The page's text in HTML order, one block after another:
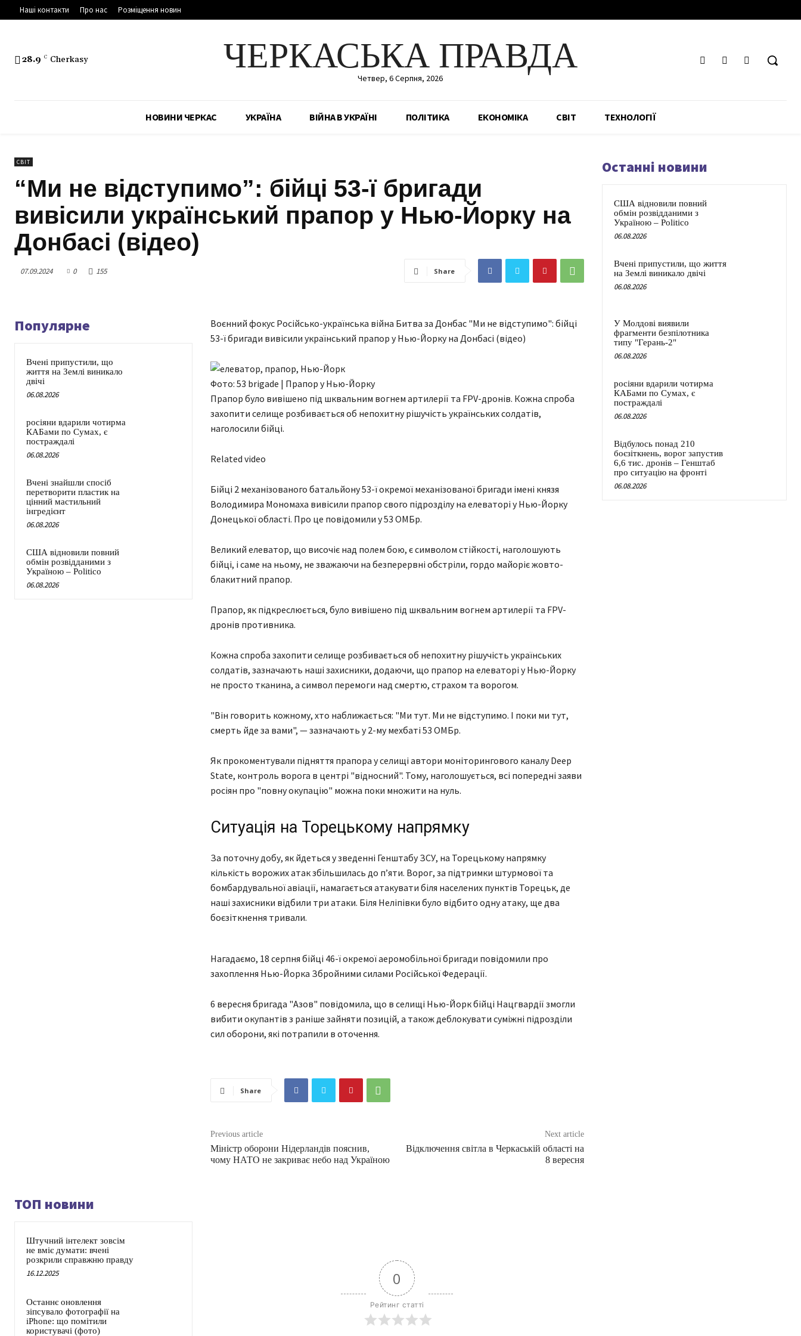
Наші контакти Про нас Розміщення новин
28.9 C Cherkasy ЧЕРКАСЬКА ПРАВДА
Четвер, 6 Серпня, 2026
НОВИНИ ЧЕРКАС УКРАЇНА ВІЙНА В УКРАЇНІ ПОЛІТИКА ЕКОНОМІКА СВІТ ТЕХНОЛОГІЇ
СВІТ
“Ми не відступимо”: бійці 53-ї бригади
вивісили український прапор у Нью-Йорку на
Донбасі (відео)
07.09.2024 0 155 Share
Популярне
Вчені припустили, що
життя на Землі виникало
двічі
06.08.2026
росіяни вдарили чотирма
КАБами по Сумах, є
постраждалі
06.08.2026
Вчені знайшли спосіб
перетворити пластик на
цінний мастильний
інгредієнт
06.08.2026
США відновили повний
обмін розвідданими з
Україною – Politico
06.08.2026
Воєнний фокус Російсько-українська війна Битва за Донбас "Ми не відступимо": бійці
53-ї бригади вивісили український прапор у Нью-Йорку на Донбасі (відео)
Фото: 53 brigade | Прапор у Нью-Йорку
Прапор було вивішено під шквальним вогнем артилерії та FPV-дронів. Кожна спроба
захопити селище розбивається об непохитну рішучість українських солдатів,
наголосили бійці.
Related video
Бійці 2 механізованого батальйону 53-ї окремої механізованої бригади імені князя
Володимира Мономаха вивісили прапор свого підрозділу на елеваторі у Нью-Йорку
Донецької області. Про це повідомили у 53 ОМБр.
Великий елеватор, що височіє над полем бою, є символом стійкості, наголошують
бійці, і саме на ньому, не зважаючи на безперервні обстріли, гордо майоріє жовто-
блакитний прапор.
Прапор, як підкреслюється, було вивішено під шквальним вогнем артилерії та FPV-
дронів противника.
Кожна спроба захопити селище розбивається об непохитну рішучість українських
солдатів, зазначають наші захисники, додаючи, що прапор на елеваторі у Нью-Йорку
не просто тканина, а символ перемоги над смертю, страхом та ворогом.
"Він говорить кожному, хто наближається: "Ми тут. Ми не відступимо. І поки ми тут,
смерть йде за вами", — зазначають у 2-му мехбаті 53 ОМБр.
Як прокоментували підняття прапора у селищі автори моніторингового каналу Deep
State, контроль ворога в центрі "відносний". Тому, наголошується, всі попередні заяви
росіян про "повну окупацію" можна поки множити на нуль.
Ситуація на Торецькому напрямку
За поточну добу, як йдеться у зведенні Генштабу ЗСУ, на Торецькому напрямку
кількість ворожих атак збільшилась до п’яти. Ворог, за підтримки штурмової та
бомбардувальної авіації, намагається атакувати біля населених пунктів Торецьк, де
наші захисники відбили три атаки. Біля Неліпівки було відбито одну атаку, ще два
боєзіткнення тривали.
Нагадаємо, 18 серпня бійці 46-ї окремої аеромобільної бригади повідомили про
захоплення Нью-Йорка Збройними силами Російської Федерації.
6 вересня бригада "Азов" повідомила, що в селищі Нью-Йорк бійці Нацгвардії змогли
вибити окупантів з раніше зайняти позицій, а також деблокувати суміжні підрозділи
сил оборони, які потрапили в оточення.
Share
Previous article
Міністр оборони Нідерландів пояснив,
чому НАТО не закриває небо над Україною
Next article
Відключення світла в Черкаській області на
8 вересня
ТОП новини
Штучний інтелект зовсім
не вміє думати: вчені
розкрили справжню правду
16.12.2025
Останнє оновлення
зіпсувало фотографії на
iPhone: що помітили
користувачі (фото)
0
Рейтинг статті
Останні новини
США відновили повний
обмін розвідданими з
Україною – Politico
06.08.2026
Вчені припустили, що життя
на Землі виникало двічі
06.08.2026
У Молдові виявили
фрагменти безпілотника
типу "Герань-2"
06.08.2026
росіяни вдарили чотирма
КАБами по Сумах, є
постраждалі
06.08.2026
Відбулось понад 210
боєзіткнень, ворог запустив
6,6 тис. дронів – Генштаб
про ситуацію на фронті
06.08.2026